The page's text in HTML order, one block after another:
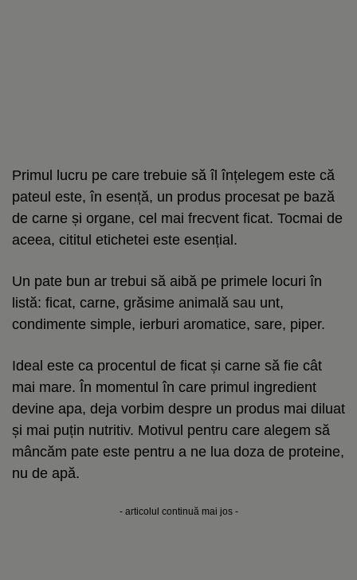
Primul lucru pe care trebuie să îl înțelegem este că
pateul este, în esență, un produs procesat pe bază
de carne și organe, cel mai frecvent ficat. Tocmai de
aceea, cititul etichetei este esențial.
Un pate bun ar trebui să aibă pe primele locuri în
listă: ficat, carne, grăsime animală sau unt,
condimente simple, ierburi aromatice, sare, piper.
Ideal este ca procentul de ficat și carne să fie cât
mai mare. În momentul în care primul ingredient
devine apa, deja vorbim despre un produs mai diluat
și mai puțin nutritiv. Motivul pentru care alegem să
mâncăm pate este pentru a ne lua doza de proteine,
nu de apă.
- articolul continuă mai jos -